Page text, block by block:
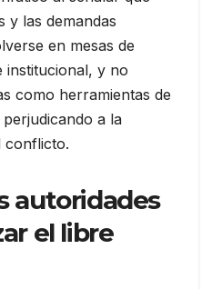
y las demandas
en mesas de
institucional, y no
como herramientas de
a la
conflicto.
autoridades
el libre